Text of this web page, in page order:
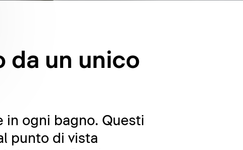
da un unico
in ogni bagno. Questi
punto di vista